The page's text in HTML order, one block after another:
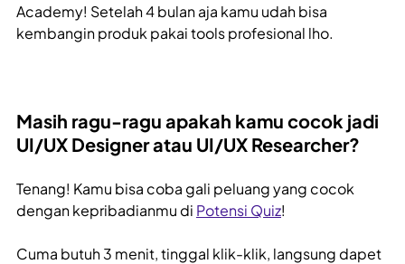
Academy! Setelah 4 bulan aja kamu udah bisa
kembangin produk pakai tools profesional lho.
Masih ragu-ragu apakah kamu cocok jadi
UI/UX Designer atau UI/UX Researcher?
Tenang! Kamu bisa coba gali peluang yang cocok
dengan kepribadianmu di Potensi Quiz!
Cuma butuh 3 menit, tinggal klik-klik, langsung dapet